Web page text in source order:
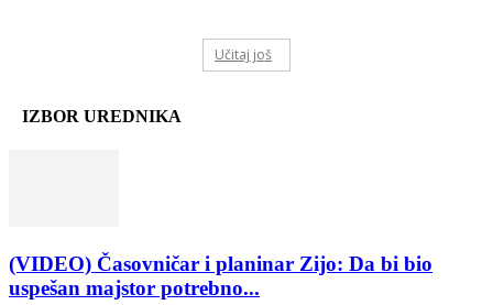
Učitaj još
IZBOR UREDNIKA
(VIDEO) Časovničar i planinar Zijo: Da bi bio
uspešan majstor potrebno...